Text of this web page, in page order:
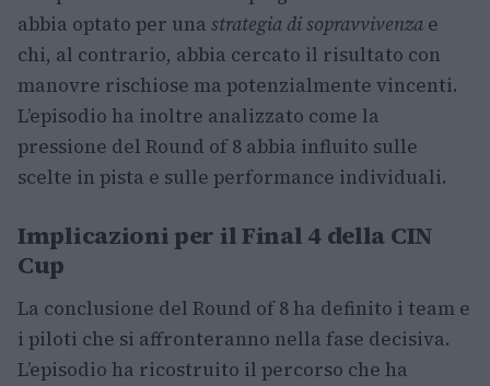
abbia optato per una strategia di sopravvivenza e
chi, al contrario, abbia cercato il risultato con
manovre rischiose ma potenzialmente vincenti.
L’episodio ha inoltre analizzato come la
pressione del Round of 8 abbia influito sulle
scelte in pista e sulle performance individuali.
Implicazioni per il Final 4 della CIN
Cup
La conclusione del Round of 8 ha definito i team e
i piloti che si affronteranno nella fase decisiva.
L’episodio ha ricostruito il percorso che ha